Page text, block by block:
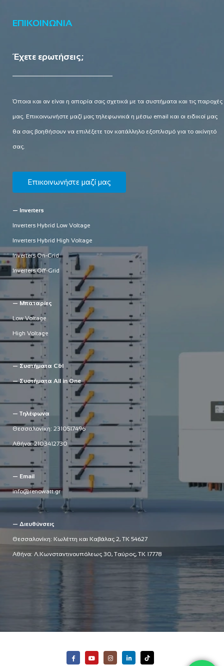
ΕΠΙΚΟΙΝΩΝΙΑ
Έχετε ερωτήσεις;
Όποια και αν είναι η απορία σας σχετικά με τα συστήματα και τις παροχές
μας. Επικοινωνήστε μαζί μας τηλεφωνικά η μέσω email και οι ειδικοί μας
θα σας βοηθήσουν να επιλέξετε τον κατάλληλο εξοπλισμό για το ακίνητό
σας.
Επικοινωνήστε μαζί μας
— Inverters
Inverters Hybrid Low Voltage
Inverters Hybrid High Voltage
Inverters On-Grid
Inverters Off-Grid
— Μπαταρίες
Low Voltage
High Voltage
— Συστήματα C&I
— Συστήματα All in One
— Τηλέφωνα
Θεσσαλονίκη: 2310517496
Αθήνα:2103412730
— Email
info@renowatt.gr
— Διευθύνσεις
Θεσσαλονίκη: Κωλέττη και Καβάλας 2, ΤΚ 54627
Αθήνα: Λ.Κωνσταντινουπόλεως 30, Ταύρος, ΤΚ 17778